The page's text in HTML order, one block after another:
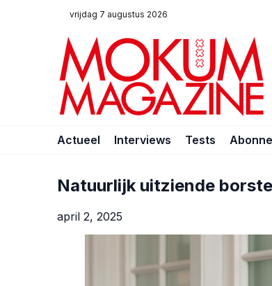
vrijdag 7 augustus 2026
Actueel Interviews Tests
Natuurlijk uitziende
april 2, 2025